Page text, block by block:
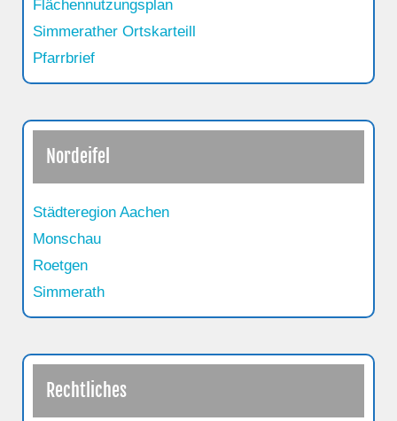
Flächennutzungsplan
Simmerather Ortskarteill
Pfarrbrief
Nordeifel
Städteregion Aachen
Monschau
Roetgen
Simmerath
Rechtliches